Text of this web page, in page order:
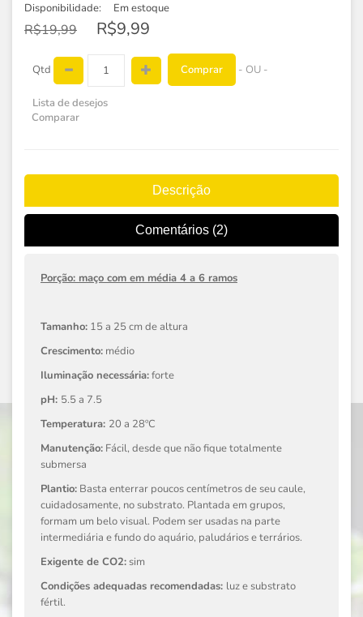
Disponibilidade:
Em estoque
R$19,99 R$9,99
Qtd Comprar - OU -
Lista de desejos
Comparar
Descrição
Comentários (2)
Porção: maço com em média 4 a 6 ramos
Tamanho: 15 a 25 cm de altura
Crescimento: médio
Iluminação necessária:forte
pH: 5.5 a 7.5
Temperatura: 20 a 28ºC
Manutenção: Fácil, desde que não fique totalmente
submersa
Plantio: Basta enterrar poucos centímetros de seu caule,
cuidadosamente, no substrato. Plantada em grupos,
formam um belo visual. Podem ser usadas na parte
intermediária e fundo do aquário, paludários e terrários.
Exigente de CO2: sim
Condições adequadas recomendadas: luz e substrato
fértil.